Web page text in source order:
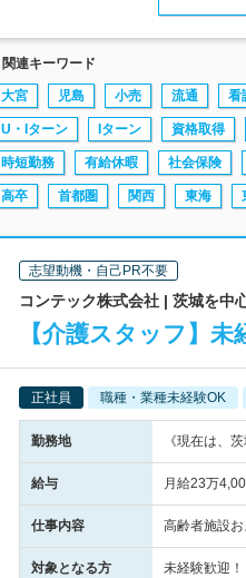
関連キーワード
大宮 児島 小売 流通 看
U・Iターン Iターン 資格取得
時短勤務 有給休暇 社会保険
高卒 首都圏 関西 東海
志望動機・自己PR不要
コンテック株式会社 | 茨城を中
【介護スタッフ】
正社員 職種・業種未経験OK
勤務地 《現在は、
給与 月給23万
仕事内容 高齢者施設
対象となる方 未経験歓迎